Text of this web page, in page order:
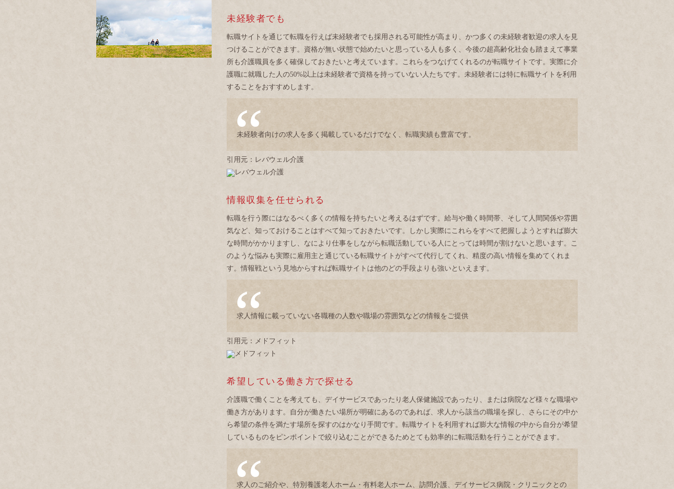
未経験者でも
転職サイトを通じて転職を行えば未経験者でも採用される可能性が高まり、かつ多くの未経験者歓迎の求人を見
つけることができます。資格が無い状態で始めたいと思っている人も多く、今後の超高齢化社会も踏まえて事業
所も介護職員を多く確保しておきたいと考えています。これらをつなげてくれるのが転職サイトです。実際に介
護職に就職した人の50%以上は未経験者で資格を持っていない人たちです。未経験者には特に転職サイトを利用
することをおすすめします。
未経験者向けの求人を多く掲載しているだけでなく、転職実績も豊富です。
引用元：レバウェル介護
情報収集を任せられる
転職を行う際にはなるべく多くの情報を持ちたいと考えるはずです。給与や働く時間帯、そして人間関係や雰囲
気など、知っておけることはすべて知っておきたいです。しかし実際にこれらをすべて把握しようとすれば膨大
な時間がかかりますし、なにより仕事をしながら転職活動している人にとっては時間が割けないと思います。こ
のような悩みも実際に雇用主と通じている転職サイトがすべて代行してくれ、精度の高い情報を集めてくれま
す。情報戦という見地からすれば転職サイトは他のどの手段よりも強いといえます。
求人情報に載っていない各職種の人数や職場の雰囲気などの情報をご提供
引用元：メドフィット
希望している働き方で探せる
介護職で働くことを考えても、デイサービスであったり老人保健施設であったり、または病院など様々な職場や
働き方があります。自分が働きたい場所が明確にあるのであれば、求人から該当の職場を探し、さらにその中か
ら希望の条件を満たす場所を探すのはかなり手間です。転職サイトを利用すれば膨大な情報の中から自分が希望
しているものをピンポイントで絞り込むことができるためとても効率的に転職活動を行うことができます。
求人のご紹介や、特別養護老人ホーム・有料老人ホーム、訪問介護、デイサービス病院・クリニックとの